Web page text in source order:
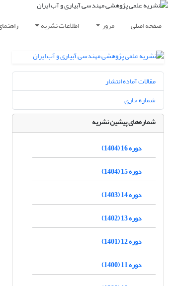
صفحه اصلی مرور اطلاعات نشریه
مقالات آماده انتشار
شماره جاری
شماره‌های پیشین نشریه
دوره 16 (1404)
دوره 15 (1404)
دوره 14 (1403)
دوره 13 (1402)
دوره 12 (1401)
دوره 11 (1400)